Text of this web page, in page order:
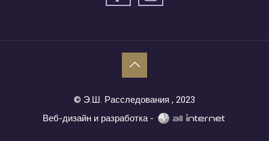
© Э.Ш. Расследования , 2023
Веб-дизайн и разработка -